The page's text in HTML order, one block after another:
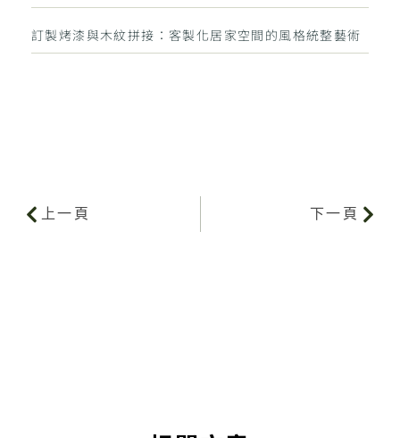
訂製烤漆與木紋拼接：客製化居家空間的風格統整藝術
上一頁 下一頁